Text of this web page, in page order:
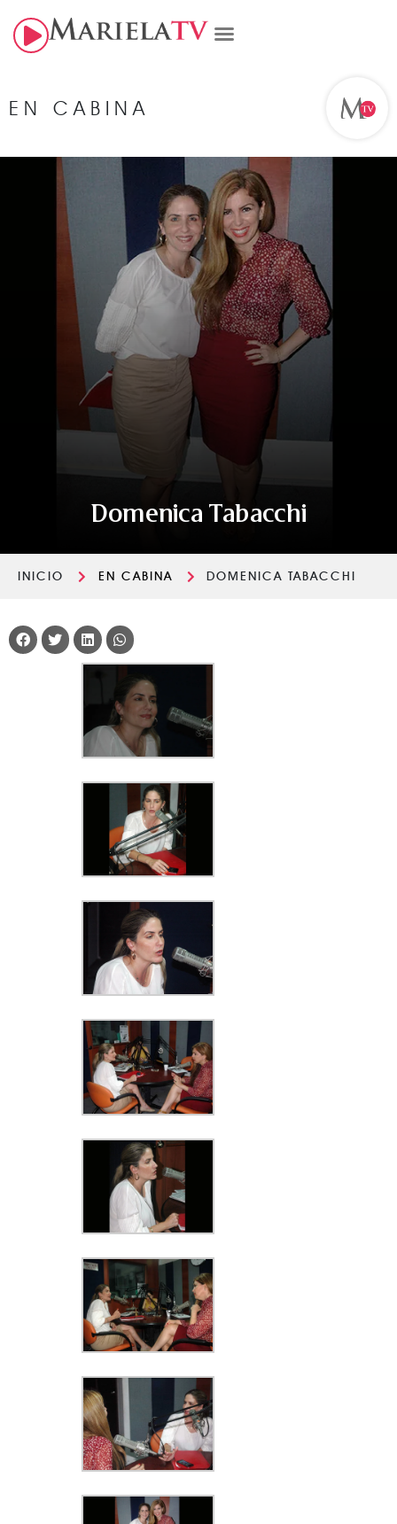
EN CABINA
Domenica Tabacchi
INICIO EN CABINA DOMENICA TABACCHI